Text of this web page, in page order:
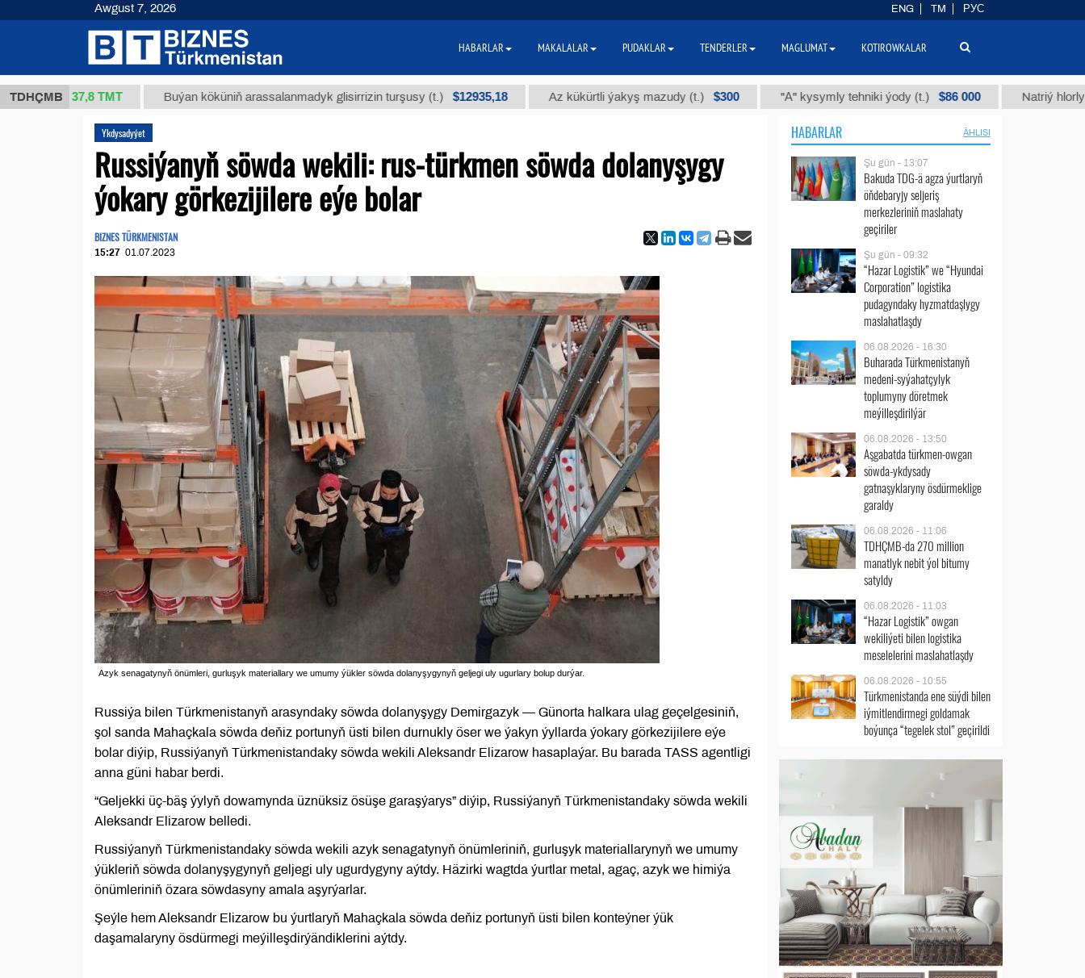
TDHÇMB
37,8 ТМТ Buýan köküniň arassalanmadyk glisirrizin turşusy (t.) $12935,18 Az kükürtli ýakyş mazudy (t.) $300 "А" kysymly tehniki ýody (t.) $86 000 Natriý hlorly
Ykdysadyýet
Russiýanyň söwda wekili: rus-türkmen söwda dolanyşygy
ýokary görkezijilere eýe bolar
BIZNES TÜRKMENISTAN
15:27 01.07.2023
Azyk senagatynyň önümleri, gurluşyk materiallary we umumy ýükler söwda dolanyşygynyň geljegi uly ugurlary bolup durýar.
Russiýa bilen Türkmenistanyň arasyndaky söwda dolanyşygy Demirgazyk — Günorta halkara ulag geçelgesiniň,
şol sanda Mahaçkala söwda deňiz portunyň üsti bilen durnukly öser we ýakyn ýyllarda ýokary görkezijilere eýe
bolar diýip, Russiýanyň Türkmenistandaky söwda wekili Aleksandr Elizarow hasaplaýar. Bu barada TASS agentligi
anna güni habar berdi.
“Geljekki üç-bäş ýylyň dowamynda üznüksiz ösüşe garaşýarys” diýip, Russiýanyň Türkmenistandaky söwda wekili
Aleksandr Elizarow belledi.
Russiýanyň Türkmenistandaky söwda wekili azyk senagatynyň önümleriniň, gurluşyk materiallarynyň we umumy
ýükleriň söwda dolanyşygynyň geljegi uly ugurdygyny aýtdy. Häzirki wagtda ýurtlar metal, agaç, azyk we himiýa
önümleriniň özara söwdasyny amala aşyrýarlar.
Şeýle hem Aleksandr Elizarow bu ýurtlaryň Mahaçkala söwda deňiz portunyň üsti bilen konteýner ýük
daşamalaryny ösdürmegi meýilleşdirýändiklerini aýtdy.
HABARLAR ÄHLISI
Şu gün - 13:07
Bakuda TDG-ä agza ýurtlaryň
öňdebaryjy seljeriş
merkezleriniň maslahaty
geçiriler
Şu gün - 09:32
“Hazar Logistik” we “Hyundai
Corporation” logistika
pudagyndaky hyzmatdaşlygy
maslahatlaşdy
06.08.2026 - 16:30
Buharada Türkmenistanyň
medeni-syýahatçylyk
toplumyny döretmek
meýilleşdirilýär
06.08.2026 - 13:50
Aşgabatda türkmen-owgan
söwda-ykdysady
gatnaşyklaryny ösdürmeklige
garaldy
06.08.2026 - 11:06
TDHÇMB-da 270 million
manatlyk nebit ýol bitumy
satyldy
06.08.2026 - 11:03
“Hazar Logistik” owgan
wekiliýeti bilen logistika
meselelerini maslahatlaşdy
06.08.2026 - 10:55
Türkmenistanda ene süýdi bilen
iýmitlendirmegi goldamak
boýunça “tegelek stol” geçirildi
Awgust 7, 2026 ENG TM РУС
HABARLAR MAKALALAR PUDAKLAR TENDERLER MAGLUMAT KOTIROWKALAR